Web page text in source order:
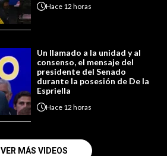
Hace 12 horas
Un llamado a la unidad y al
consenso, el mensaje del
presidente del Senado
durante la posesión de De la
Espriella
Hace 12 horas
VER MÁS VIDEOS